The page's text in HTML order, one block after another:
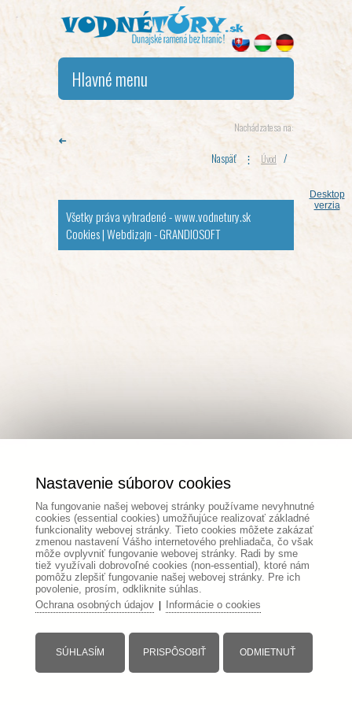
Hlavné menu
Nachádzate sa na:
➜
Naspäť
⋮ Úvod /
Všetky práva vyhradené - www.vodnetury.sk
Cookies|Webdizajn - GRANDIOSOFT
Desktop
verzia
Nastavenie súborov cookies
Na fungovanie našej webovej stránky používame nevyhnutné
cookies (essential cookies) umožňujúce realizovať základné
funkcionality webovej stránky. Tieto cookies môžete zakázať
zmenou nastavení Vášho internetového prehliadača, čo však
môže ovplyvniť fungovanie webovej stránky. Radi by sme
tiež využívali dobrovoľné cookies (non-essential), ktoré nám
pomôžu zlepšiť fungovanie našej webovej stránky. Pre ich
povolenie, prosím, odkliknite súhlas.
Ochrana osobných údajov| Informácie o cookies
SÚHLASÍM PRISPÔSOBIŤ ODMIETNUŤ